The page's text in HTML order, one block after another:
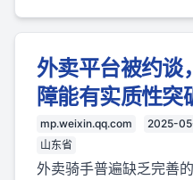
外卖平台被约谈
障能有实质性突
mp.weixin.qq.com 2025-
山东省
外卖骑手普遍缺乏完善